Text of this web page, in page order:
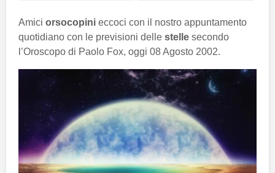
Amici orsocopini eccoci con il nostro appuntamento
quotidiano con le previsioni delle stelle secondo
l’Oroscopo di Paolo Fox, oggi 08 Agosto 2002.